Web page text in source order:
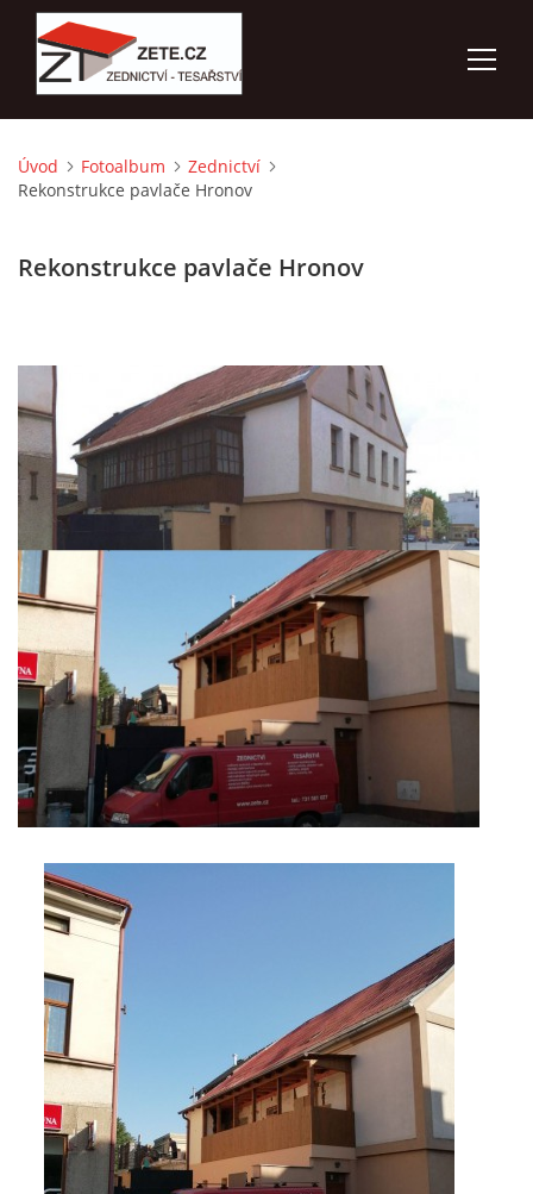
ÚVOD
KONTAKTY
3D VIZUALIZACE
Marek Petruželka
Studýnka 131
Hronov
549 46
+420 731561027
zete@zete.cz
www.zete.cz |Tisk | Aktualizováno: 22. 9. 2023|Nahoru ↑
Úvod Fotoalbum
Zednictví
Rekonstrukce pavlače Hronov
Rekonstrukce pavlače Hronov